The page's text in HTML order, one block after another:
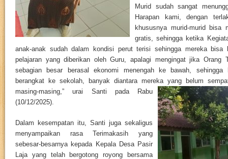
Murid sudah sangat
Harapan kami, dengan
khususnya murid-murid bisa
gratis, sehingga ketika
anak-anak sudah dalam kondisi perut terisi sehingga mereka bisa
pelajaran yang diberikan oleh Guru, apalagi mengingat jika Orang
sebagian besar berasal ekonomi menengah ke bawah, sehingga
berangkat ke sekolah, banyak diantara mereka yang belum se
masing-masing,” urai Santi pada Rabu
(10/12/2025).
Dalam kesempatan itu, Santi juga sekaligus
menyampaikan rasa Terimakasih yang
sebesar-besarnya kepada Kepala Desa Pasir
Laja yang telah bergotong royong bersama